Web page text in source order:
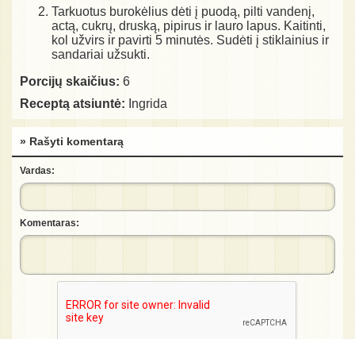
Tarkuotus burokėlius dėti į puodą, pilti vandenį,
actą, cukrų, druską, pipirus ir lauro lapus. Kaitinti,
kol užvirs ir pavirti 5 minutės. Sudėti į stiklainius ir
sandariai užsukti.
Porcijų skaičius: 6
Receptą atsiuntė: Ingrida
» Rašyti komentarą
Vardas:
Komentaras: